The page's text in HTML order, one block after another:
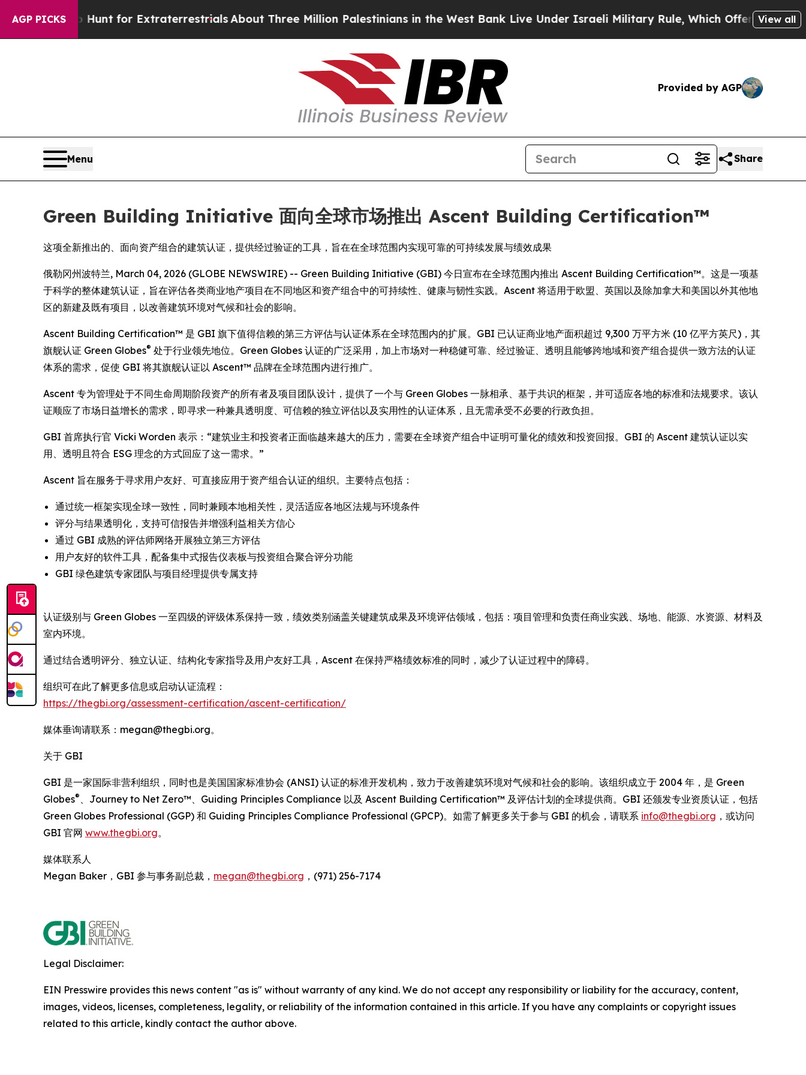
AGP PICKS
to Hunt for ExtraterrestrialsAbout Three Million Palestinians in the West Bank Live Under Israeli Military Rule, Which Offers Them few, if
View all
Provided by AGP
Menu Share
Green Building Initiative 面向全球市场推出 Ascent Building Certification™
这项全新推出的、面向资产组合的建筑认证，提供经过验证的工具，旨在在全球范围内实现可靠的可持续发展与绩效成果
俄勒冈州波特兰, March 04, 2026 (GLOBE NEWSWIRE) -- Green Building Initiative (GBI) 今日宣布在全球范围内推出 Ascent Building Certification™。这是一项基
于科学的整体建筑认证，旨在评估各类商业地产项目在不同地区和资产组合中的可持续性、健康与韧性实践。Ascent 将适用于欧盟、英国以及除加拿大和美国以外其他地
区的新建及既有项目，以改善建筑环境对气候和社会的影响。
Ascent Building Certification™ 是 GBI 旗下值得信赖的第三方评估与认证体系在全球范围内的扩展。GBI 已认证商业地产面积超过 9,300 万平方米 (10 亿平方英尺)，其
旗舰认证 Green Globes® 处于行业领先地位。Green Globes 认证的广泛采用，加上市场对一种稳健可靠、经过验证、透明且能够跨地域和资产组合提供一致方法的认证
体系的需求，促使 GBI 将其旗舰认证以 Ascent™ 品牌在全球范围内进行推广。
Ascent 专为管理处于不同生命周期阶段资产的所有者及项目团队设计，提供了一个与 Green Globes 一脉相承、基于共识的框架，并可适应各地的标准和法规要求。该认
证顺应了市场日益增长的需求，即寻求一种兼具透明度、可信赖的独立评估以及实用性的认证体系，且无需承受不必要的行政负担。
GBI 首席执行官 Vicki Worden 表示：“建筑业主和投资者正面临越来越大的压力，需要在全球资产组合中证明可量化的绩效和投资回报。GBI 的 Ascent 建筑认证以实
用、透明且符合 ESG 理念的方式回应了这一需求。”
Ascent 旨在服务于寻求用户友好、可直接应用于资产组合认证的组织。主要特点包括：
通过统一框架实现全球一致性，同时兼顾本地相关性，灵活适应各地区法规与环境条件
评分与结果透明化，支持可信报告并增强利益相关方信心
通过 GBI 成熟的评估师网络开展独立第三方评估
用户友好的软件工具，配备集中式报告仪表板与投资组合聚合评分功能
GBI 绿色建筑专家团队与项目经理提供专属支持
认证级别与 Green Globes 一至四级的评级体系保持一致，绩效类别涵盖关键建筑成果及环境评估领域，包括：项目管理和负责任商业实践、场地、能源、水资源、材料及
室内环境。
通过结合透明评分、独立认证、结构化专家指导及用户友好工具，Ascent 在保持严格绩效标准的同时，减少了认证过程中的障碍。
组织可在此了解更多信息或启动认证流程：
https://thegbi.org/assessment-certification/ascent-certification/
媒体垂询请联系：megan@thegbi.org。
关于 GBI
GBI 是一家国际非营利组织，同时也是美国国家标准协会 (ANSI) 认证的标准开发机构，致力于改善建筑环境对气候和社会的影响。该组织成立于 2004 年，是 Green
Globes®
、Journey to Net Zero™、Guiding Principles Compliance 以及 Ascent Building Certification™ 及评估计划的全球提供商。GBI 还颁发专业资质认证，包括
Green Globes Professional (GGP) 和 Guiding Principles Compliance Professional (GPCP)。如需了解更多关于参与 GBI 的机会，请联系 info@thegbi.org ，或访问
GBI 官网 www.thegbi.org。
媒体联系人
Megan Baker，GBI 参与事务副总裁， megan@thegbi.org ，(971) 256-7174
Legal Disclaimer:
EIN Presswire provides this news content "as is" without warranty of any kind. We do not accept any responsibility or liability for the accuracy, content,
images, videos, licenses, completeness, legality, or reliability of the information contained in this article. If you have any complaints or copyright issues
related to this article, kindly contact the author above.